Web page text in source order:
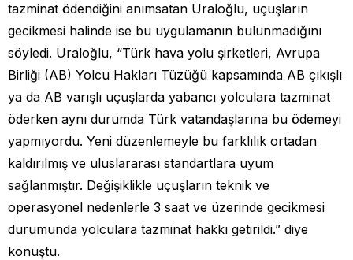
tazminat ödendiğini anımsatan Uraloğlu, uçuşların
gecikmesi halinde ise bu uygulamanın bulunmadığını
söyledi. Uraloğlu, “Türk hava yolu şirketleri, Avrupa
Birliği (AB) Yolcu Hakları Tüzüğü kapsamında AB çıkışlı
ya da AB varışlı uçuşlarda yabancı yolculara tazminat
öderken aynı durumda Türk vatandaşlarına bu ödemeyi
yapmıyordu. Yeni düzenlemeyle bu farklılık ortadan
kaldırılmış ve uluslararası standartlara uyum
sağlanmıştır. Değişiklikle uçuşların teknik ve
operasyonel nedenlerle 3 saat ve üzerinde gecikmesi
durumunda yolculara tazminat hakkı getirildi.” diye
konuştu.